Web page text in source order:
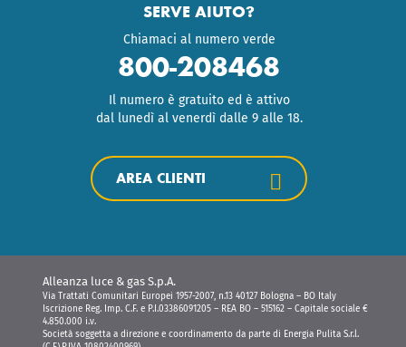
SERVE AIUTO?
Chiamaci al numero verde
800-208468
Il numero è gratuito ed è attivo
dal lunedì al venerdì dalle 9 alle 18.
AREA CLIENTI
Alleanza luce & gas S.p.A.
Via Trattati Comunitari Europei 1957-2007, n.13 40127 Bologna – BO Italy
Iscrizione Reg. Imp. C.F. e P.I.03386091205 – REA BO – 515162 – Capitale sociale €
4.850.000 i.v.
Società soggetta a direzione e coordinamento da parte di Energia Pulita S.r.l.